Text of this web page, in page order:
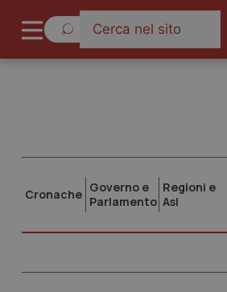
Cronache Governo e
Parlamento
Regioni e
Asl